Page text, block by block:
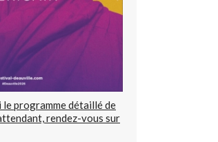
programme détaillé de
rendez-vous sur